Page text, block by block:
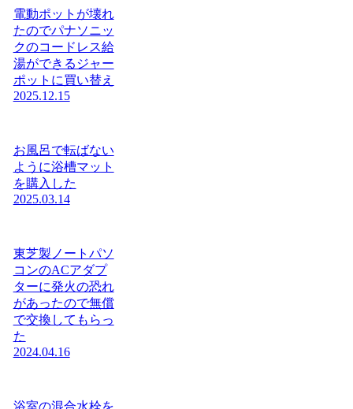
電動ポットが壊れ
たのでパナソニッ
クのコードレス給
湯ができるジャー
ポットに買い替え
2025.12.15
お風呂で転ばない
ように浴槽マット
を購入した
2025.03.14
東芝製ノートパソ
コンのACアダプ
ターに発火の恐れ
があったので無償
で交換してもらっ
た
2024.04.16
浴室の混合水栓を